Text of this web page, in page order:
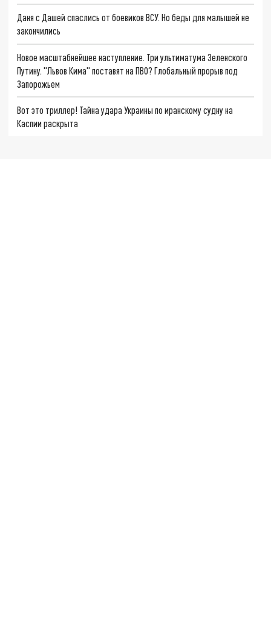
Даня с Дашей спаслись от боевиков ВСУ. Но беды для малышей не
закончились
Новое масштабнейшее наступление. Три ультиматума Зеленского
Путину. "Львов Кима" поставят на ПВО? Глобальный прорыв под
Запорожьем
Вот это триллер! Тайна удара Украины по иранскому судну на
Каспии раскрыта